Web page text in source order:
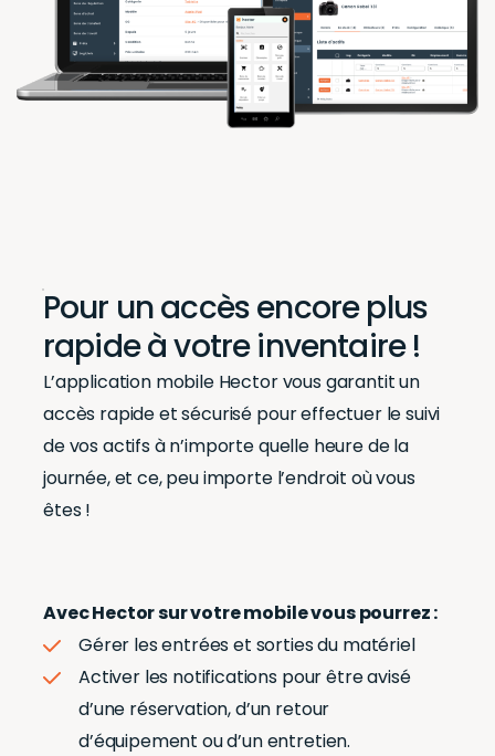
Pour un accès encore plus
rapide à votre inventaire !
L’application mobile Hector vous garantit un
accès rapide et sécurisé pour effectuer le suivi
de vos actifs à n’importe quelle heure de la
journée, et ce, peu importe l’endroit où vous
êtes !
Avec Hector sur votre mobile vous pourrez :
Gérer les entrées et sorties du matériel
Activer les notifications pour être avisé
d’une réservation, d’un retour
d’équipement ou d’un entretien.